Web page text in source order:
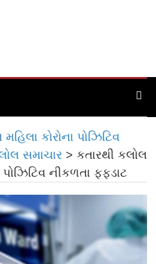
કોરોના પોઝિટિવ
સમાચાર > કતારથી કલોલ
નીકળતા ફફડાટ